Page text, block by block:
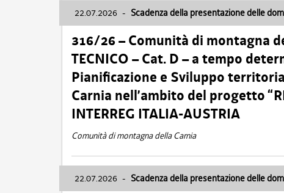
22.07.2026 - Scadenza della presentazione delle
316/26 – Comunità di montagna
TECNICO – Cat. D – a tempo
Pianificazione e Sviluppo
Carnia nell’ambito del progetto
INTERREG ITALIA-AUSTRIA
Comunità di montagna della Carnia
22.07.2026 - Scadenza della presentazione delle